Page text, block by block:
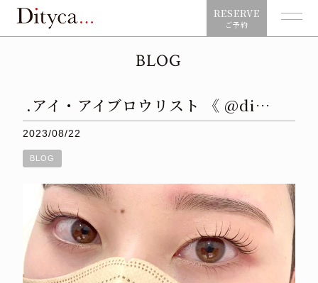
RESERVE
ご予約
BLOG
.アイ・アイブロウリスト 《 @di…
2023/08/22
BLOG